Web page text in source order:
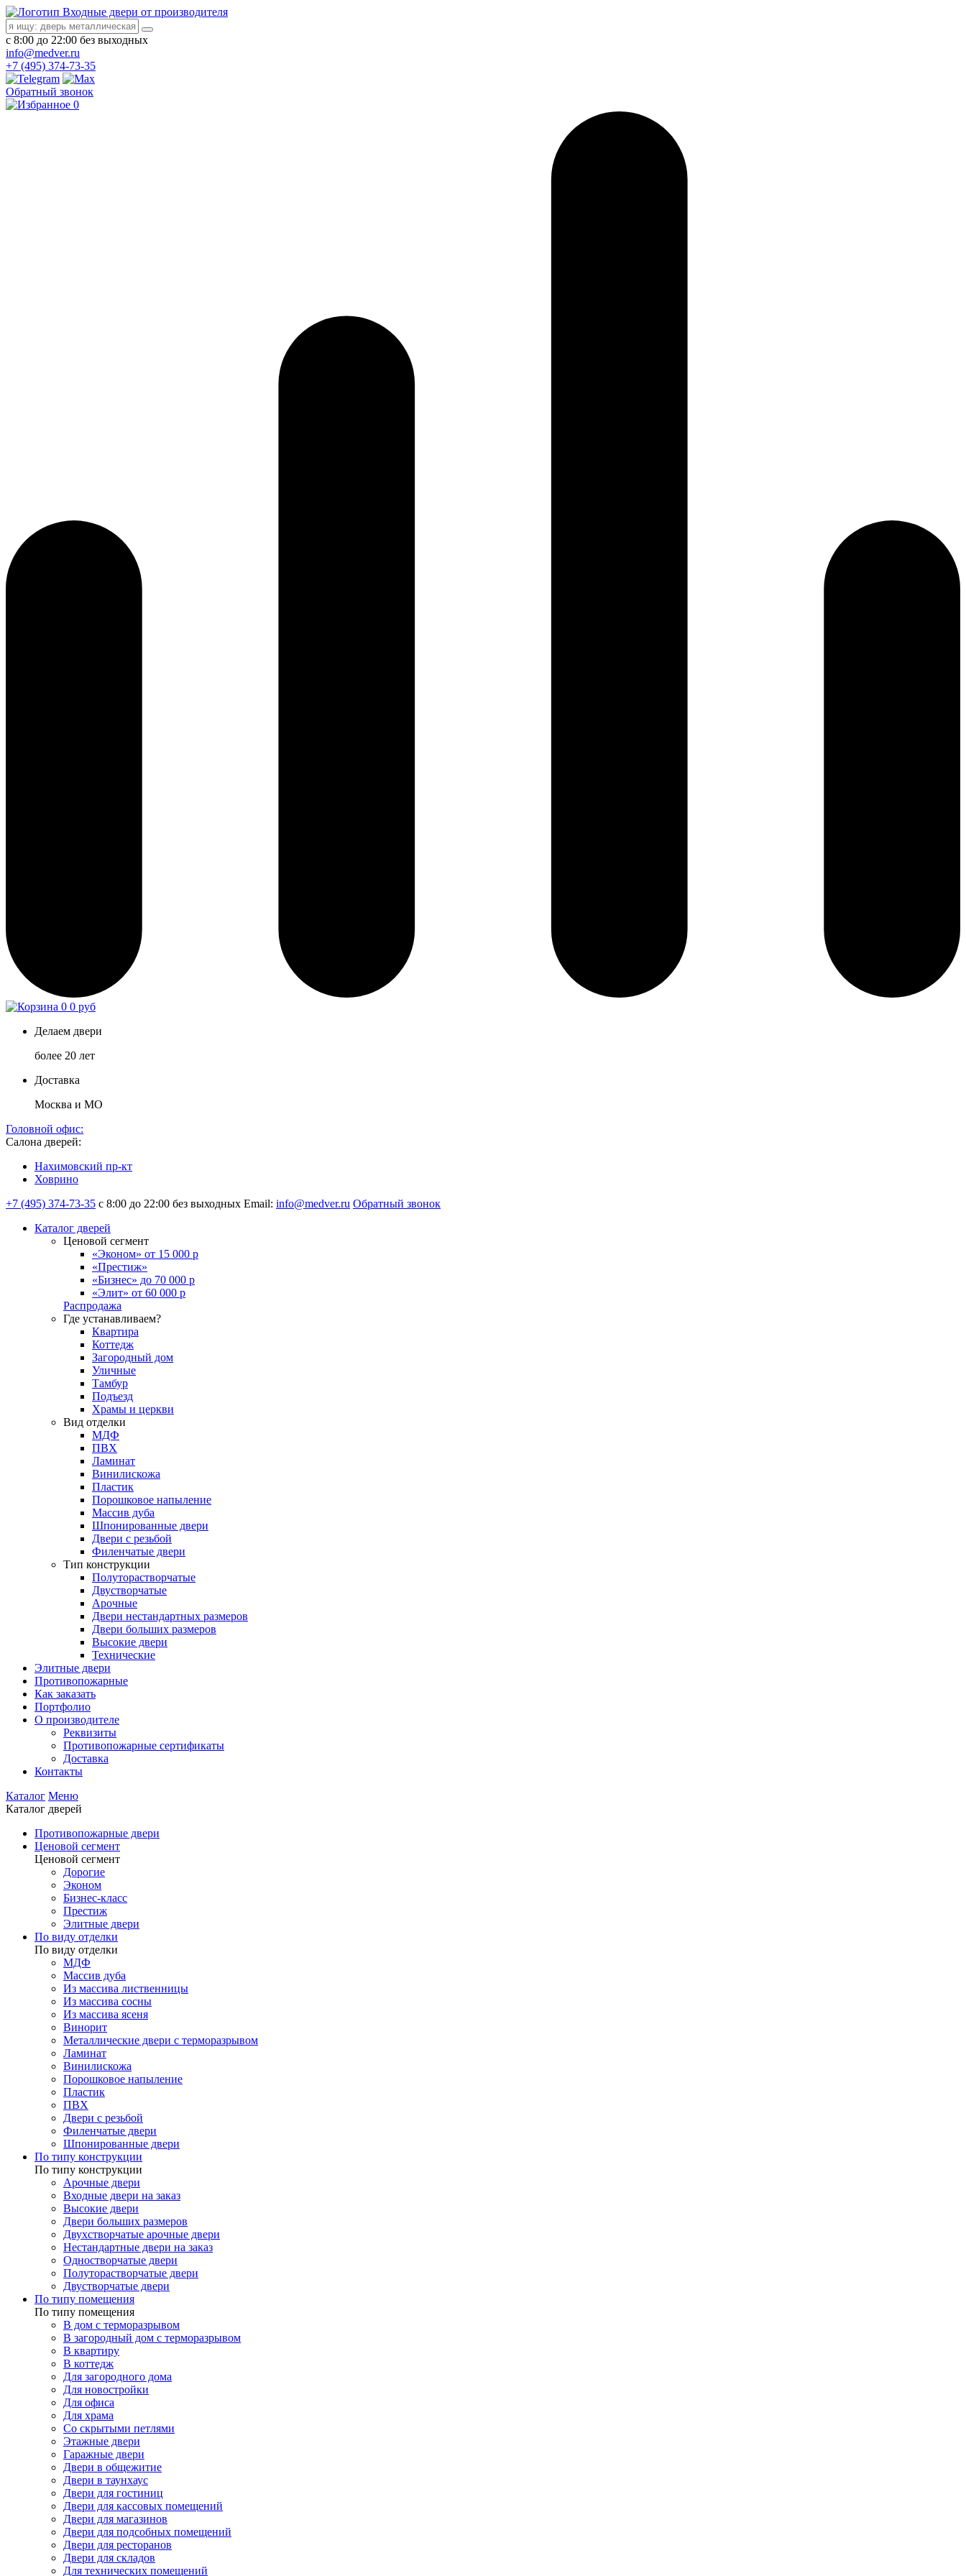
Входные двери от производителя
с 8:00 до 22:00 без выходных
info@medver.ru
+7 (495) 374-73-35
Обратный звонок
0
0 0 руб
Делаем двери
более 20 лет
Доставка
Москва и МО
Головной офис:
Салона дверей:
Нахимовский пр-кт
Ховрино
+7 (495) 374-73-35 с 8:00 до 22:00 без выходных Email: info@medver.ru Обратный звонок
Каталог дверей
Ценовой сегмент
«Эконом» от 15 000 р
«Престиж»
«Бизнес» до 70 000 р
«Элит» от 60 000 р
Распродажа
Где устанавливаем?
Квартира
Коттедж
Загородный дом
Уличные
Тамбур
Подъезд
Храмы и церкви
Вид отделки
МДФ
ПВХ
Ламинат
Винилискожа
Пластик
Порошковое напыление
Массив дуба
Шпонированные двери
Двери с резьбой
Филенчатые двери
Тип конструкции
Полуторастворчатые
Двустворчатые
Арочные
Двери нестандартных размеров
Двери больших размеров
Высокие двери
Технические
Элитные двери
Противопожарные
Как заказать
Портфолио
О производителе
Реквизиты
Противопожарные сертификаты
Доставка
Контакты
Каталог Меню
Каталог дверей
Противопожарные двери
Ценовой сегмент
Ценовой сегмент
Дорогие
Эконом
Бизнес-класс
Престиж
Элитные двери
По виду отделки
По виду отделки
МДФ
Массив дуба
Из массива лиственницы
Из массива сосны
Из массива ясеня
Винорит
Металлические двери с терморазрывом
Ламинат
Винилискожа
Порошковое напыление
Пластик
ПВХ
Двери с резьбой
Филенчатые двери
Шпонированные двери
По типу конструкции
По типу конструкции
Арочные двери
Входные двери на заказ
Высокие двери
Двери больших размеров
Двухстворчатые арочные двери
Нестандартные двери на заказ
Одностворчатые двери
Полуторастворчатые двери
Двустворчатые двери
По типу помещения
По типу помещения
В дом с терморазрывом
В загородный дом с терморазрывом
В квартиру
В коттедж
Для загородного дома
Для новостройки
Для офиса
Для храма
Со скрытыми петлями
Этажные двери
Гаражные двери
Двери в общежитие
Двери в таунхаус
Двери для гостиниц
Двери для кассовых помещений
Двери для магазинов
Двери для подсобных помещений
Двери для ресторанов
Двери для складов
Для технических помещений